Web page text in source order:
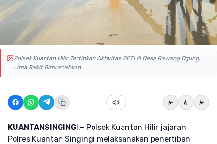
Polsek Kuantan Hilir Tertibkan Aktivitas PETI di Desa Rawang Ogung,
Lima Rakit Dimusnahkan
KUANTANSINGINGI,– Polsek Kuantan Hilir jajaran
Polres Kuantan Singingi melaksanakan penertiban